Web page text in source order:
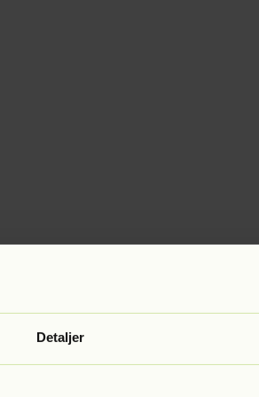
Detaljer